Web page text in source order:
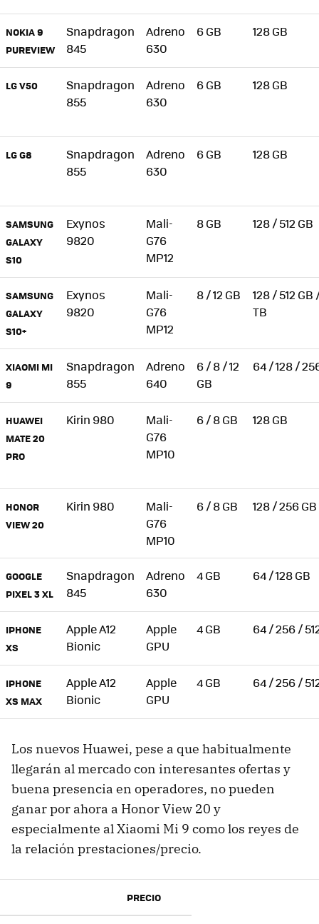
NOKIA 9
PUREVIEW
Snapdragon
845
Adreno
630
6 GB 128 GB
LG V50
Snapdragon
855
Adreno
630
6 GB 128 GB
LG G8
Snapdragon
855
Adreno
630
6 GB 128 GB
SAMSUNG
GALAXY
S10
Exynos
9820
Mali-
G76
MP12
8 GB 128 / 512 GB
SAMSUNG
GALAXY
S10+
Exynos
9820
Mali-
G76
MP12
8 / 12 GB
128 / 512 GB
TB
XIAOMI MI
9
Snapdragon
855
Adreno
640
6 / 8 / 12
GB
64 / 128 /
HUAWEI
MATE 20
PRO
Kirin 980
Mali-
G76
MP10
6 / 8 GB 128 GB
HONOR
VIEW 20
Kirin 980
Mali-
G76
MP10
6 / 8 GB 128 / 256 GB
GOOGLE
PIXEL 3 XL
Snapdragon
845
Adreno
630
4 GB 64 / 128 GB
IPHONE
XS
Apple A12
Bionic
Apple
GPU
4 GB 64 / 256 /
IPHONE
XS MAX
Apple A12
Bionic
Apple
GPU
4 GB 64 / 256 /
Los nuevos Huawei, pese a que habitualmente
llegarán al mercado con interesantes ofertas y
buena presencia en operadores, no pueden
ganar por ahora a Honor View 20 y
especialmente al Xiaomi Mi 9 como los reyes de
la relación prestaciones/precio.
PRECIO